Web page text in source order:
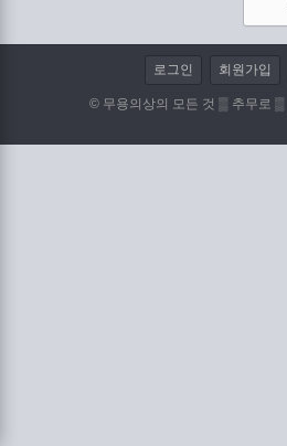
로그인 회원가입
© 무용의상의 모든 것 ▒ 추무로 ▒